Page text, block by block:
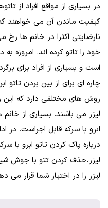
در بسیاری از مواقع افراد از
کیفیت ماندن آن می خواهند که
نارضایتی اکثرا در خانم ها رخ
خود را تاتو کرده اند. امروزه به
است و بسیاری از افراد برای
چاره ای برای از بین بردن تاتو
روش های مختلفی دارد که
لیزر می باشند. بسیاری از خانم
ابرو با سرکه قابل اجراست. در
درباره پاک کردن تاتو ابرو با
لیزر،حذف کردن تتو با جوش
لیزر را در اختیار شما قرار می